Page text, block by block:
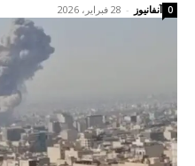
آنفانيوز - 28 فبراير، 2026 0